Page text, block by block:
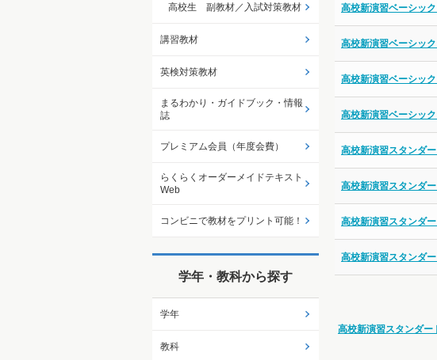
高校新演習ベーシッ
高校新演習ベーシッ
高校新演習ベーシッ
高校新演習ベーシッ
高校新演習スタンダ
高校新演習スタンダ
高校新演習スタンダ
高校新演習スタンダ
高校新演習スタンダー
高校生 副教材／入試対策教材
講習教材
英検対策教材
まるわかり・ガイドブック・情報
誌
プレミアム会員（年度会費）
らくらくオーダーメイドテキスト
Web
コンビニで教材をプリント可能！
学年・教科から探す
学年
教科